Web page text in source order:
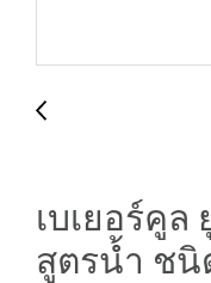
เบเยอร์คู
สูตรน้ำ ชนิ